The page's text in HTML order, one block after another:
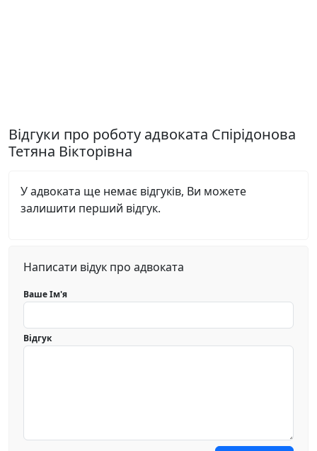
Відгуки про роботу адвоката Спірідонова
Тетяна Вікторівна
У адвоката ще немає відгуків, Ви можете
залишити перший відгук.
Написати відук про адвоката
Ваше Ім'я
Відгук